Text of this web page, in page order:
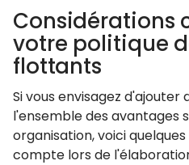
Considérations
votre politique
flottants
Si vous envisagez d'ajouter
l'ensemble des avantages
organisation, voici
compte lors de